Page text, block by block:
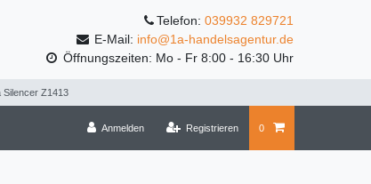
Telefon: 039932 829721
E-Mail: info@1a-handelsagentur.de
Öffnungszeiten: Mo - Fr 8:00 - 16:30 Uhr
Silencer Z1413
Anmelden Registrieren 0